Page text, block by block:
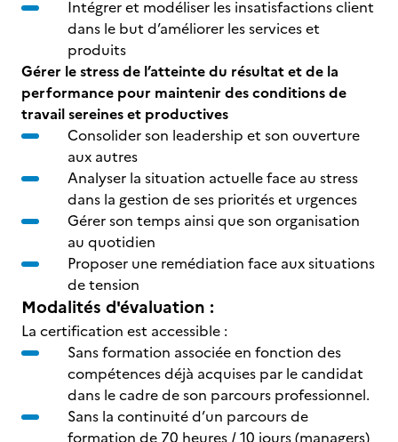
Intégrer et modéliser les insatisfactions client
dans le but d’améliorer les services et
produits
Gérer le stress de l’atteinte du résultat et de la
performance pour maintenir des conditions de
travail sereines et productives
Consolider son leadership et son ouverture
aux autres
Analyser la situation actuelle face au stress
dans la gestion de ses priorités et urgences
Gérer son temps ainsi que son organisation
au quotidien
Proposer une remédiation face aux situations
de tension
Modalités d'évaluation :
La certification est accessible :
Sans formation associée en fonction des
compétences déjà acquises par le candidat
dans le cadre de son parcours professionnel.
Sans la continuité d’un parcours de
formation de 70 heures / 10 jours (managers)